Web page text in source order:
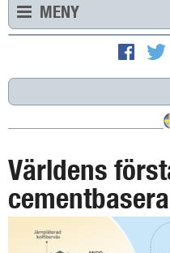
MENY
Världens